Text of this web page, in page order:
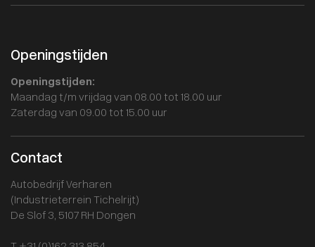
Openingstijden
Openingstijden:
Maandag t/m vrijdag van 08.00 tot 18.00 uur
Zaterdag van 09.00 tot 15.00 uur
Contact
Autobedrijf Verharen
(Industrieterrein Tichelrijt)
De Slof 3, 5107 RH Dongen